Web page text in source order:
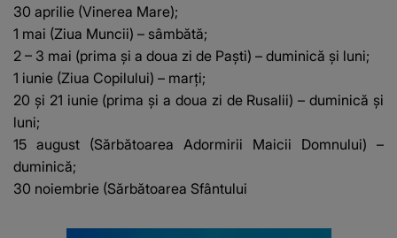
30 aprilie (Vinerea Mare);
1 mai (Ziua Muncii) – sâmbătă;
2 – 3 mai (prima şi a doua zi de Paşti) – duminică şi luni;
1 iunie (Ziua Copilului) – marţi;
20 şi 21 iunie (prima şi a doua zi de Rusalii) – duminică şi
luni;
15 august (Sărbătoarea Adormirii Maicii Domnului) –
duminică;
30 noiembrie (Sărbătoarea Sfântului